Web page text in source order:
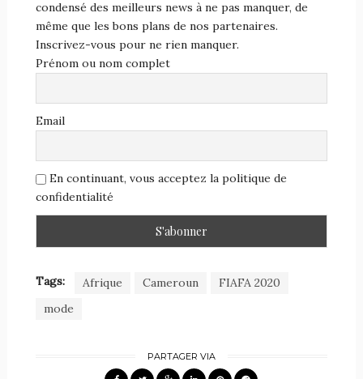
condensé des meilleurs news à ne pas manquer, de
même que les bons plans de nos partenaires.
Inscrivez-vous pour ne rien manquer.
Prénom ou nom complet
Email
En continuant, vous acceptez la politique de
confidentialité
Tags: Afrique Cameroun
FIAFA 2020
mode
PARTAGER VIA